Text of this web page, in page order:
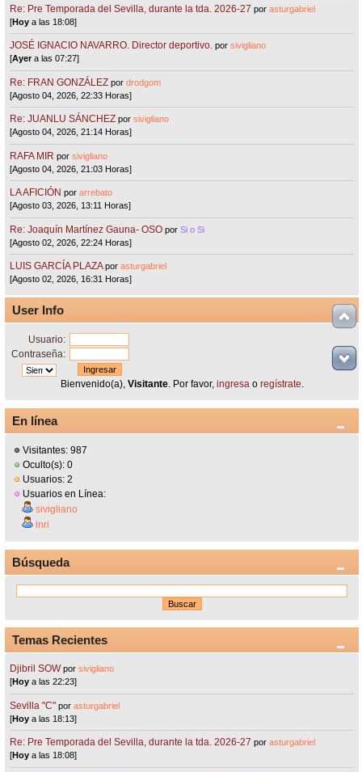
Re: Pre Temporada del Sevilla, durante la tda. 2026-27 porasturgabriel
[Hoy a las 18:08]
JOSÉ IGNACIO NAVARRO. Director deportivo. porsivigliano
[Ayera las 07:27]
Re: FRAN GONZÁLEZ pordrodgom
[Agosto 04, 2026, 22:33 Horas]
Re: JUANLU SÁNCHEZ porsivigliano
[Agosto 04, 2026, 21:14 Horas]
RAFA MIR porsivigliano
[Agosto 04, 2026, 21:03 Horas]
LA AFICIÓN porarrebato
[Agosto 03, 2026, 13:11 Horas]
Re: Joaquín Martínez Gauna- OSO porSi o Si
[Agosto 02, 2026, 22:24 Horas]
LUIS GARCÍA PLAZA porasturgabriel
[Agosto 02, 2026, 16:31 Horas]
User Info
Usuario:
Contraseña:
Bienvenido(a), Visitante. Por favor, ingresao regístrate.
En línea
Visitantes: 987
Oculto(s): 0
Usuarios: 2
Usuarios en Línea:
sivigliano
inri
Búsqueda
Temas Recientes
Djibril SOW porsivigliano
[Hoy a las 22:23]
Sevilla "C"porasturgabriel
[Hoy a las 18:13]
Re: Pre Temporada del Sevilla, durante la tda. 2026-27 porasturgabriel
[Hoy a las 18:08]